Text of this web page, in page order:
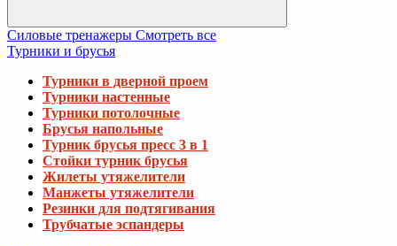
Силовые тренажеры Смотреть все
Турники и брусья
Турники в дверной проем
Турники настенные
Турники потолочные
Брусья напольные
Турник брусья пресс 3 в 1
Стойки турник брусья
Жилеты утяжелители
Манжеты утяжелители
Резинки для подтягивания
Трубчатые эспандеры